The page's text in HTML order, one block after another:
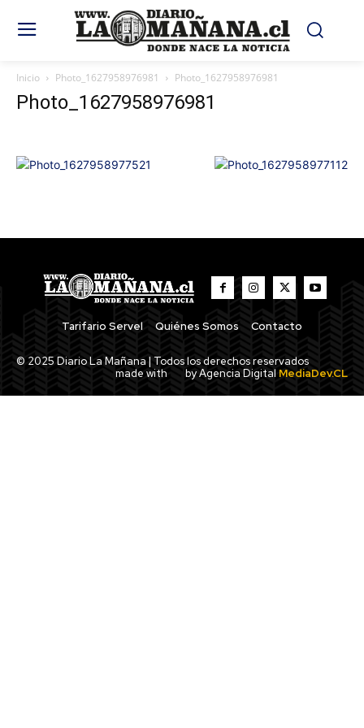
Inicio Photo_1627958976981 Photo_1627958976981
Photo_1627958976981
Tarifario Servel Quiénes Somos Contacto
© 2025 Diario La Mañana | Todos los derechos reservados
made with
by Agencia Digital MediaDev.CL